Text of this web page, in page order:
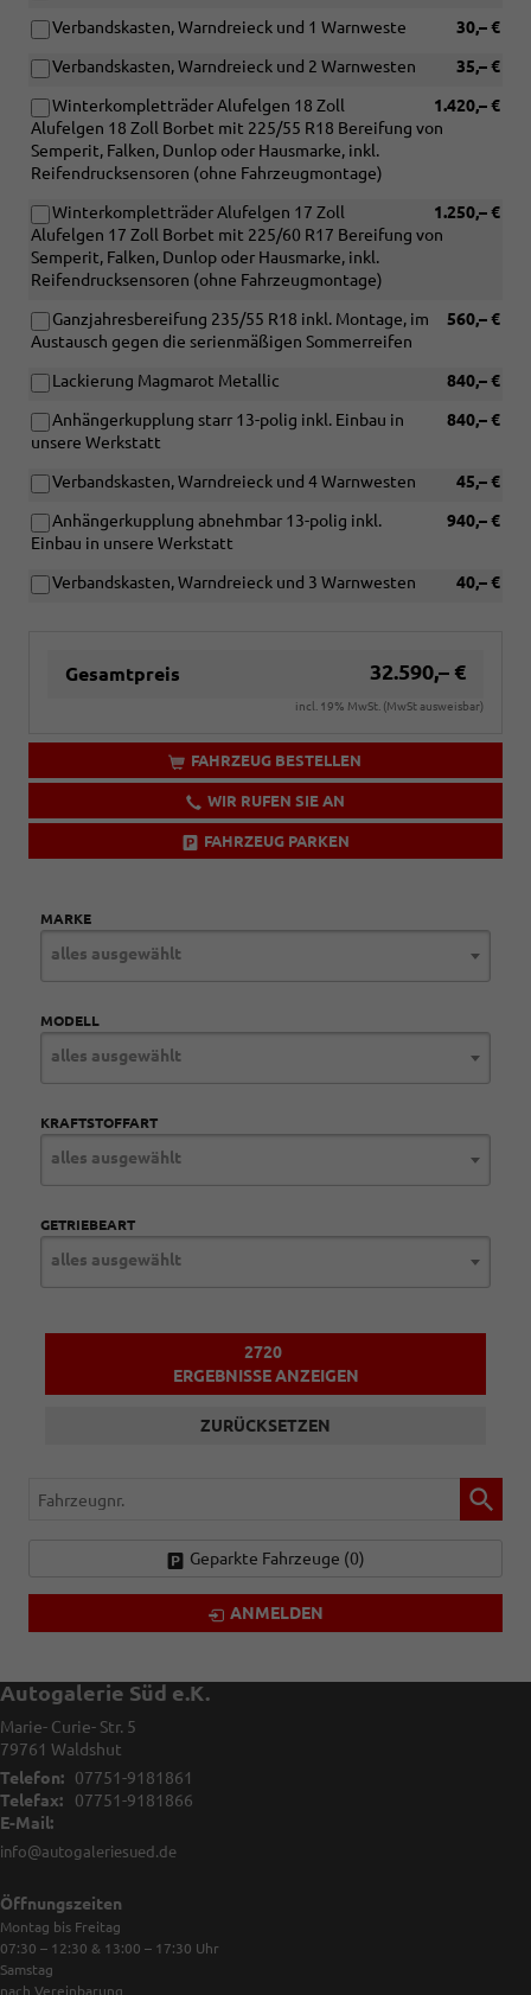
30,– €
Verbandskasten, Warndreieck und 1 Warnweste
35,– €
Verbandskasten, Warndreieck und 2 Warnwesten
1.420,– €
Winterkompletträder Alufelgen 18 Zoll
Alufelgen 18 Zoll Borbet mit 225/55 R18 Bereifung von
Semperit, Falken, Dunlop oder Hausmarke, inkl.
Reifendrucksensoren (ohne Fahrzeugmontage)
1.250,– €
Winterkompletträder Alufelgen 17 Zoll
Alufelgen 17 Zoll Borbet mit 225/60 R17 Bereifung von
Semperit, Falken, Dunlop oder Hausmarke, inkl.
Reifendrucksensoren (ohne Fahrzeugmontage)
560,– €
Ganzjahresbereifung 235/55 R18 inkl. Montage, im
Austausch gegen die serienmäßigen Sommerreifen
840,– €
Lackierung Magmarot Metallic
840,– €
Anhängerkupplung starr 13-polig inkl. Einbau in
unsere Werkstatt
45,– €
Verbandskasten, Warndreieck und 4 Warnwesten
940,– €
Anhängerkupplung abnehmbar 13-polig inkl.
Einbau in unsere Werkstatt
40,– €
Verbandskasten, Warndreieck und 3 Warnwesten
Gesamtpreis 32.590,– €
incl. 19% MwSt. (MwSt ausweisbar)
FAHRZEUG BESTELLEN
WIR RUFEN SIE AN
FAHRZEUG PARKEN
MARKE
alles ausgewählt
MODELL
alles ausgewählt
KRAFTSTOFFART
alles ausgewählt
GETRIEBEART
alles ausgewählt
2720
ERGEBNISSE ANZEIGEN
ZURÜCKSETZEN
Fahrzeugnr.
Geparkte Fahrzeuge (0)
ANMELDEN
Autogalerie Süd e.K.
Marie- Curie- Str. 5
79761 Waldshut
Telefon:
07751-9181861
Telefax:
07751-9181866
E-Mail:
info@autogaleriesued.de
Öffnungszeiten
Montag bis Freitag
07:30 – 12:30 & 13:00 – 17:30 Uhr
Samstag
nach Vereinbarung